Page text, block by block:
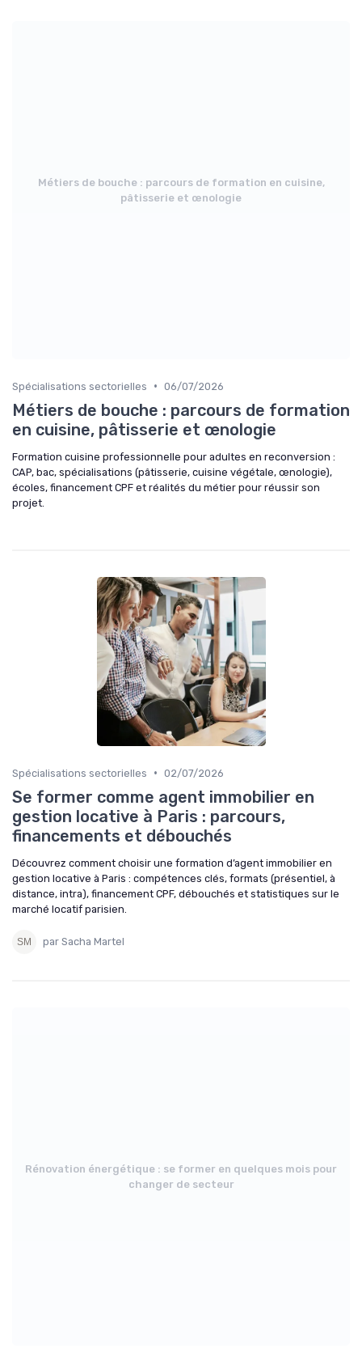
Métiers de bouche : parcours de formation en cuisine,
pâtisserie et œnologie
Spécialisations sectorielles • 06/07/2026
Métiers de bouche : parcours de formation
en cuisine, pâtisserie et œnologie
Formation cuisine professionnelle pour adultes en reconversion :
CAP, bac, spécialisations (pâtisserie, cuisine végétale, œnologie),
écoles, financement CPF et réalités du métier pour réussir son
projet.
Spécialisations sectorielles • 02/07/2026
Se former comme agent immobilier en
gestion locative à Paris : parcours,
financements et débouchés
Découvrez comment choisir une formation d’agent immobilier en
gestion locative à Paris : compétences clés, formats (présentiel, à
distance, intra), financement CPF, débouchés et statistiques sur le
marché locatif parisien.
par Sacha Martel
Rénovation énergétique : se former en quelques mois pour
changer de secteur